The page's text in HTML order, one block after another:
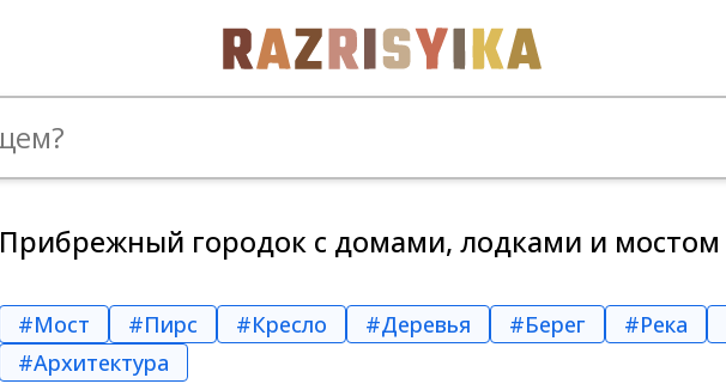
Прибрежный городок с домами, лодками и мостом
#Мост #Пирс #Кресло #Деревья #Берег #Река
#Архитектура